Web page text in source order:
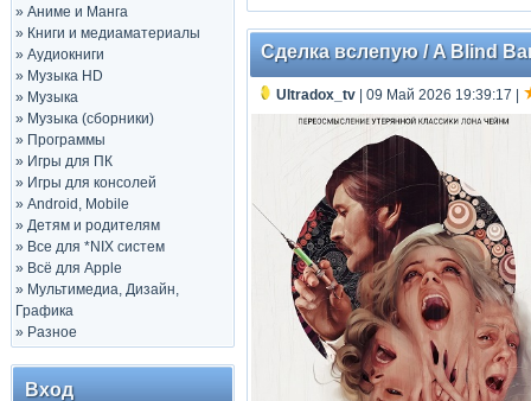
» Аниме и Манга
» Книги и медиаматериалы
» Аудиокниги
» Музыка HD
» Музыка
» Музыка (сборники)
» Программы
» Игры для ПК
» Игры для консолей
» Android, Mobile
» Детям и родителям
» Все для *NIX систем
» Всё для Apple
» Мультимедиа, Дизайн,
Графика
» Разное
Вход
Сделка вслепую / A Blind
Ultradox_tv | 09 Май 2026 19:39:17